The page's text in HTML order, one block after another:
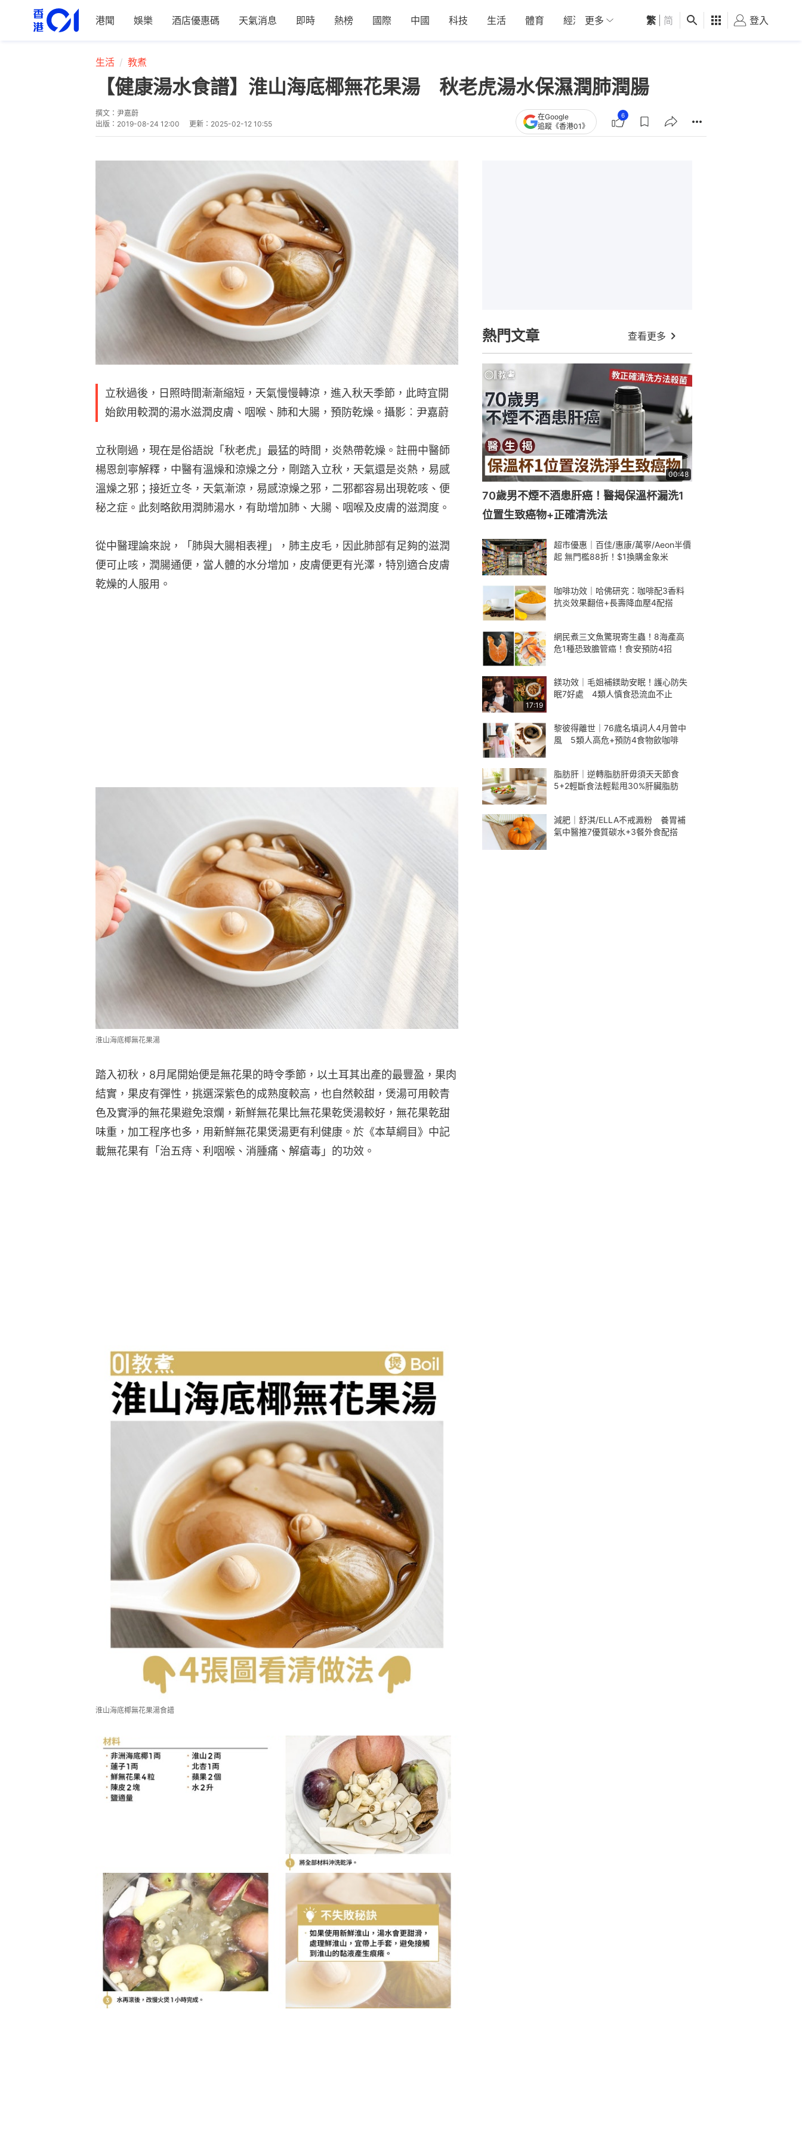
港聞 娛樂 酒店優惠碼 天氣消息 即時 熱榜 國際 中國 科技 生活 體育 經濟 01深圳 觀點 健康 好食玩飛
更多 繁 简 登入
生活 教煮
【健康湯水食譜】淮山海底椰無花果湯 秋老虎湯水保濕潤肺潤腸
撰文： 尹嘉蔚
出版： 2019-08-24 12:00 更新： 2025-02-12 10:55
在Google
追蹤《香港01》
6
立秋過後，日照時間漸漸縮短，天氣慢慢轉涼，進入秋天季節，此時宜開
始飲用較潤的湯水滋潤皮膚、咽喉、肺和大腸，預防乾燥。攝影︰尹嘉蔚
立秋剛過，現在是俗語說「秋老虎」最猛的時間，炎熱帶乾燥。註冊中醫師
楊恩劍寧解釋，中醫有溫燥和涼燥之分，剛踏入立秋，天氣還是炎熱，易感
溫燥之邪；接近立冬，天氣漸涼，易感涼燥之邪，二邪都容易出現乾咳、便
秘之症。此刻略飲用潤肺湯水，有助增加肺、大腸、咽喉及皮膚的滋潤度。
從中醫理論來說，「肺與大腸相表裡」，肺主皮毛，因此肺部有足夠的滋潤
便可止咳，潤腸通便，當人體的水分增加，皮膚便更有光澤，特別適合皮膚
乾燥的人服用。
淮山海底椰無花果湯
踏入初秋，8月尾開始便是無花果的時令季節，以土耳其出產的最豐盈，果肉
結實，果皮有彈性，挑選深紫色的成熟度較高，也自然較甜，煲湯可用較青
色及實淨的無花果避免滾爛，新鮮無花果比無花果乾煲湯較好，無花果乾甜
味重，加工程序也多，用新鮮無花果煲湯更有利健康。於《本草綱目》中記
載無花果有「治五痔、利咽喉、消腫痛、解瘡毒」的功效。
淮山海底椰無花果湯食譜
熱門文章 查看更多
00:48
70歲男不煙不酒患肝癌！醫揭保溫杯漏洗1
位置生致癌物+正確清洗法
超市優惠｜百佳/惠康/萬寧/Aeon半價
起 無門檻88折！$1換購金象米
咖啡功效｜哈佛研究：咖啡配3香料
抗炎效果翻倍+長壽降血壓4配搭
網民煮三文魚驚現寄生蟲！8海產高
危1種恐致膽管癌！食安預防4招
17:19
鎂功效｜毛姐補鎂助安眠！護心防失
眠7好處 4類人慎食恐流血不止
黎彼得離世｜76歲名填詞人4月曾中
風 5類人高危+預防4食物飲咖啡
脂肪肝｜逆轉脂肪肝毋須天天節食
5+2輕斷食法輕鬆甩30%肝臟脂肪
減肥｜舒淇/ELLA不戒澱粉 養胃補
氣中醫推7優質碳水+3餐外食配搭